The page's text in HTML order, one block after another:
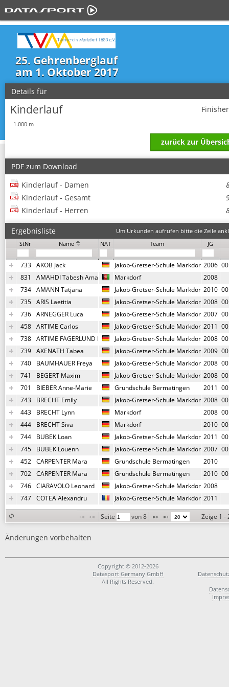
25. Gehrenberglauf
am 1. Oktober 2017
Details für
Kinderlauf
1.000 m
zurück zur
PDF zum Download
Kinderlauf - Damen
Kinderlauf - Gesamt
Kinderlauf - Herren
Ergebnisliste
Um Urkunden aufrufen bitte die Zeile
StNr
Name NAT Team JG
733 AKOB Jack Jakob-Gretser-Schule Markdorf 2006
831
AMAHDI Tabesh Amahdi Markdorf
2008
734
AMANN Tatjana Jakob-Gretser-Schule Markdorf 2010
735
ARIS Laetitia Jakob-Gretser-Schule Markdorf 2008
736
ARNEGGER Luca Jakob-Gretser-Schule Markdorf 2007
458
ARTIME Carlos Jakob-Gretser-Schule Markdorf 2011
738
ARTIME FAGERLUND Nils Jakob-Gretser-Schule Markdorf 2008
739
AXENATH Tabea Jakob-Gretser-Schule Markdorf 2009
740
BAUMHAUER Freya Jakob-Gretser-Schule Markdorf 2008
741
BEGERT Maxim Jakob-Gretser-Schule Markdorf 2008
701
BIEBER Anne-Marie Grundschule Bermatingen 2011
743
BRECHT Emily Jakob-Gretser-Schule Markdorf 2008
443
BRECHT Lynn Markdorf 2008
444
BRECHT Siva Markdorf 2010
744
BUBEK Loan Jakob-Gretser-Schule Markdorf 2011
745
BUBEK Louenn Jakob-Gretser-Schule Markdorf 2007
452
CARPENTER Mara Grundschule Bermatingen
2010
702
CARPENTER Mara Grundschule Bermatingen 2010
746
CIARAVOLO Leonard Jakob-Gretser-Schule Markdorf 2008
747
COTEA Alexandru Jakob-Gretser-Schule Markdorf 2011
Seite von 8 Zeige 1 -
Änderungen vorbehalten
Copyright © 2012-2026
Datasport Germany GmbH
All Rights Reserved.